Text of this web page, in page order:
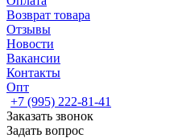
Возврат товара
Отзывы
Новости
Вакансии
Контакты
Опт
+7 (995) 222-81-41
Заказать звонок
Задать вопрос